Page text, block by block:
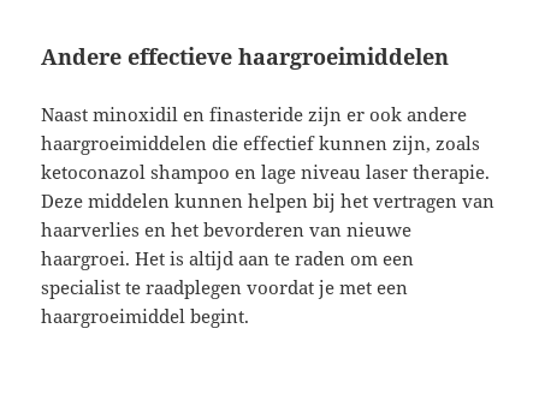
Andere effectieve haargroeimiddelen
Naast minoxidil en finasteride zijn er ook andere
haargroeimiddelen die effectief kunnen zijn, zoals
ketoconazol shampoo en lage niveau laser therapie.
Deze middelen kunnen helpen bij het vertragen van
haarverlies en het bevorderen van nieuwe
haargroei. Het is altijd aan te raden om een
specialist te raadplegen voordat je met een
haargroeimiddel begint.